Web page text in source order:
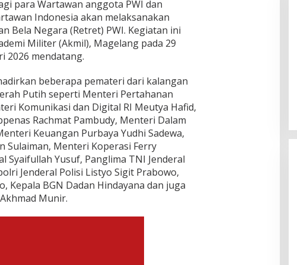
para Wartawan anggota PWI dan
Indonesia akan melaksanakan
Bela Negara (Retret) PWI. Kegiatan ini
Militer (Akmil), Magelang pada 29
2026 mendatang.
beberapa pemateri dari kalangan
Putih seperti Menteri Pertahanan
Komunikasi dan Digital RI Meutya Hafid,
Rachmat Pambudy, Menteri Dalam
Keuangan Purbaya Yudhi Sadewa,
Sulaiman, Menteri Koperasi Ferry
Syaifullah Yusuf, Panglima TNI Jenderal
Jenderal Polisi Listyo Sigit Prabowo,
Kepala BGN Dadan Hindayana dan juga
Munir.
Pidana, Kasus Anak
Izin di Lubuk Baja
Berita Utama, Daerah, Hukum,
Riau, Kriminal
|
Agustus
Ditegur Disdik, Komisi IV DPRD
Jadwalkan Sidak
Di Batam, Berita, Berita Utama, Daerah, Hukum,
Kepulauan Riau, Pendidikan, Politik
2026